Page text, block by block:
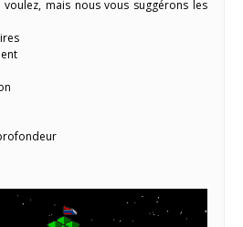
mais nous vous suggérons les